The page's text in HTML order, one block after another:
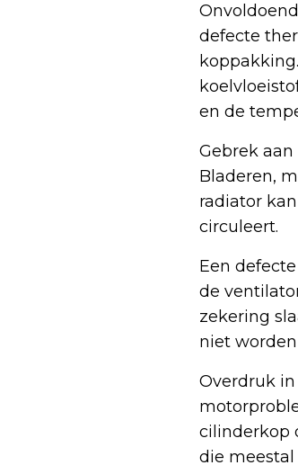
defecte
en de
Gebrek
Bladeren,
radiator
circuleert.
Een
de
zekering
niet
Overdruk
cilinderkop
die